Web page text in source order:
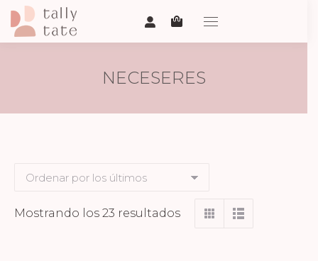
NECESERES
Mostrando los 23 resultadosOrdenado